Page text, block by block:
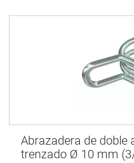
Abrazadera de doble
trenzado Ø 10 mm